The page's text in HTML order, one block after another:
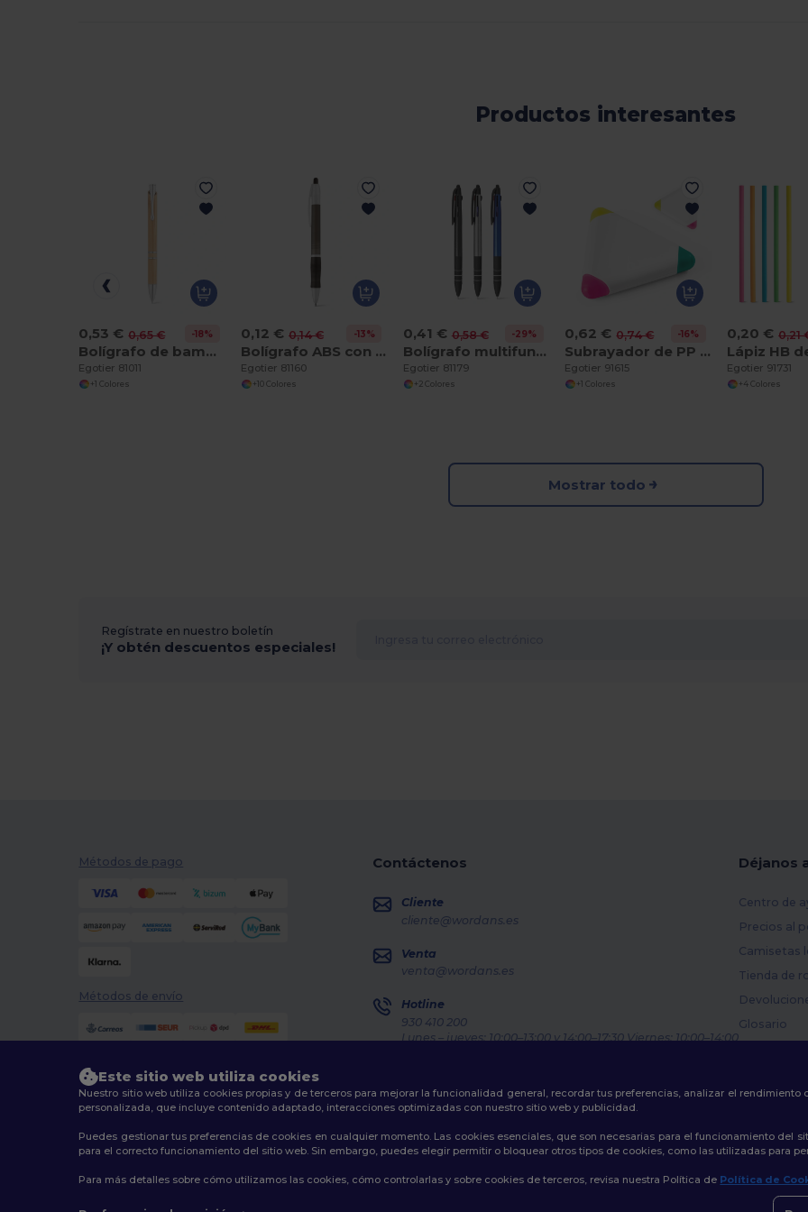
Productos interesantes
0,53 € 0,65 € -18%
Bolígrafo de bambú con clip, detalles metálicos
Egotier 81011
+1 Colores
0,12 € 0,14 € -13%
Bolígrafo ABS con antideslizante
Egotier 81160
+10 Colores
0,41 € 0,58 € -29%
Bolígrafo multifunción con escritura 3 en 1
Egotier 81179
+2 Colores
0,62 € 0,74 € -16%
Subrayador de PP en forma de triángulo
Egotier 91615
+1 Colores
0,20 € 0,21
Egotier 91731
+4 Colores
Mostrar todo
Regístrate en nuestro boletín
¡Y obtén descuentos especiales!
Métodos de pago
Métodos de envío
Contáctenos
Cliente
cliente@wordans.es
Venta
venta@wordans.es
Hotline
930 410 200
Lunes – jueves: 10:00–13:00 y 14:00–17:30 Viernes: 10:00–14:00
Déjanos
Centro de
Precios al
Camisetas
Tienda de
Glosario
2026. Todos los derechos reservados
Este sitio web utiliza cookies
Nuestro sitio web utiliza cookies propias y de terceros para mejorar la funcionalidad general, recordar tus preferencias, analizar el
personalizada, que incluye contenido adaptado, interacciones optimizadas con nuestro sitio web y publicidad.
Puedes gestionar tus preferencias de cookies en cualquier momento. Las cookies esenciales, que son necesarias para el funcionamiento del
para el correcto funcionamiento del sitio web. Sin embargo, puedes elegir permitir o bloquear otros tipos de cookies, como las utilizadas para
Para más detalles sobre cómo utilizamos las cookies, cómo controlarlas y sobre cookies de terceros, revisa nuestra Política de Política de